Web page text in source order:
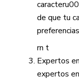
de que tu
rn t
Expertos
expertos